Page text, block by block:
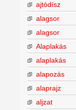
ajtódísz
alagsor
alagsor
Alaplakás
alaplakás
alapozás
alaprajz
aljzat